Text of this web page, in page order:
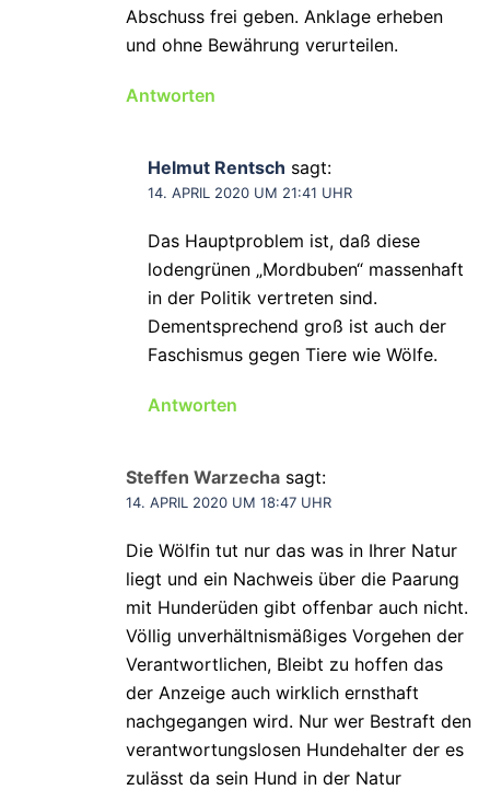
Abschuss frei geben. Anklage erheben
und ohne Bewährung verurteilen.
Antworten
Helmut Rentsch sagt:
14. APRIL 2020 UM 21:41 UHR
Das Hauptproblem ist, daß diese
lodengrünen „Mordbuben“ massenhaft
in der Politik vertreten sind.
Dementsprechend groß ist auch der
Faschismus gegen Tiere wie Wölfe.
Antworten
Steffen Warzecha sagt:
14. APRIL 2020 UM 18:47 UHR
Die Wölfin tut nur das was in Ihrer Natur
liegt und ein Nachweis über die Paarung
mit Hunderüden gibt offenbar auch nicht.
Völlig unverhältnismäßiges Vorgehen der
Verantwortlichen, Bleibt zu hoffen das
der Anzeige auch wirklich ernsthaft
nachgegangen wird. Nur wer Bestraft den
verantwortungslosen Hundehalter der es
zulässt da sein Hund in der Natur